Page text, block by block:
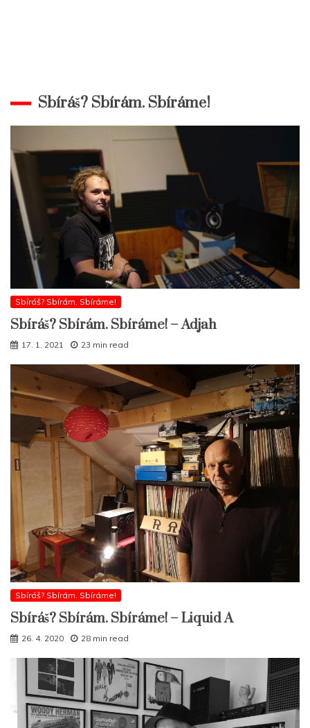
Sbíráš? Sbírám. Sbíráme!
Sbíráš? Sbírám. Sbíráme!
Sbíráš? Sbírám. Sbíráme! – Adjah
17. 1. 2021 23 min read
Sbíráš? Sbírám. Sbíráme!
Sbíráš? Sbírám. Sbíráme! – Liquid A
26. 4. 2020 28 min read